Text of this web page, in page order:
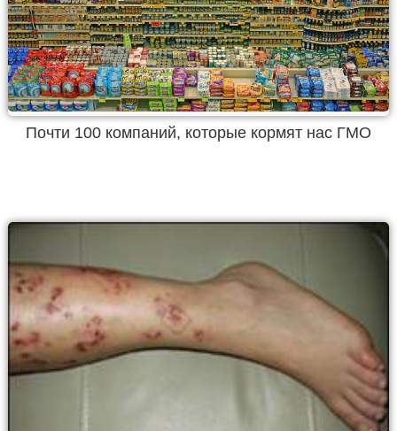
Почти 100 компаний, которые кормят нас ГМО